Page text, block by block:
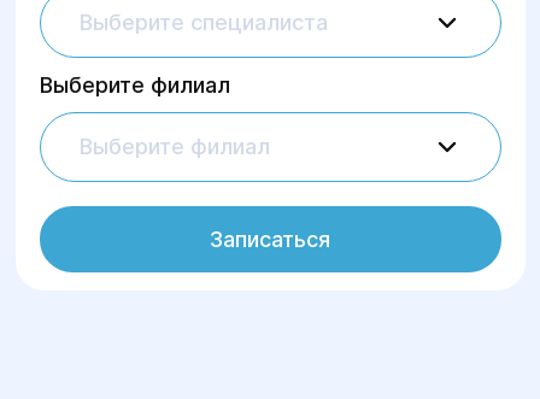
получают комплексное сопровождение на
всех этапах лечения — от консультации до
завершения реабилитации. Стоимость
липофилинга зависит от количества зон
коррекции, объёма пересадки жировой
ткани и сложности операции.
Выберите специалиста
Выберите филиал
Выберите филиал
Записаться